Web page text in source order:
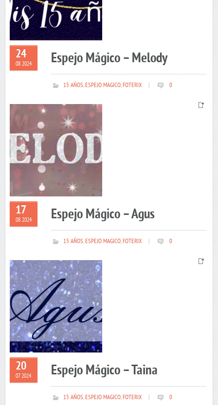
24
08 2024 Espejo Mágico – Melody
15 AÑOS,ESPEJO MAGICO,FOTERIX 0
17
08 2024 Espejo Mágico – Agus
15 AÑOS,ESPEJO MAGICO,FOTERIX 0
20
07 2024 Espejo Mágico – Taina
15 AÑOS,ESPEJO MAGICO,FOTERIX 0